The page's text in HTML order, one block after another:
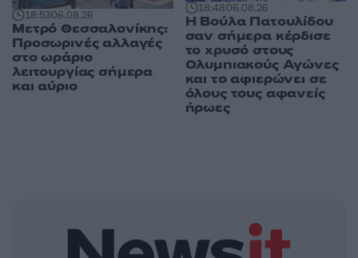
18:5306.08.26
Μετρό Θεσσαλονίκης:
Προσωρινές αλλαγές
στο ωράριο
λειτουργίας σήμερα
και αύριο
18:4806.08.26
Η Βούλα Πατουλίδου
σαν σήμερα κέρδισε
το χρυσό στους
Ολυμπιακούς Αγώνες
και το αφιερώνει σε
όλους τους αφανείς
ήρωες